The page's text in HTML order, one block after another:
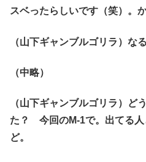
スベったらしいです（笑）。
（山下ギャンブルゴリラ）な
（中略）
（山下ギャンブルゴリラ）
た？ 今回のM-1で。出てる人
ど。